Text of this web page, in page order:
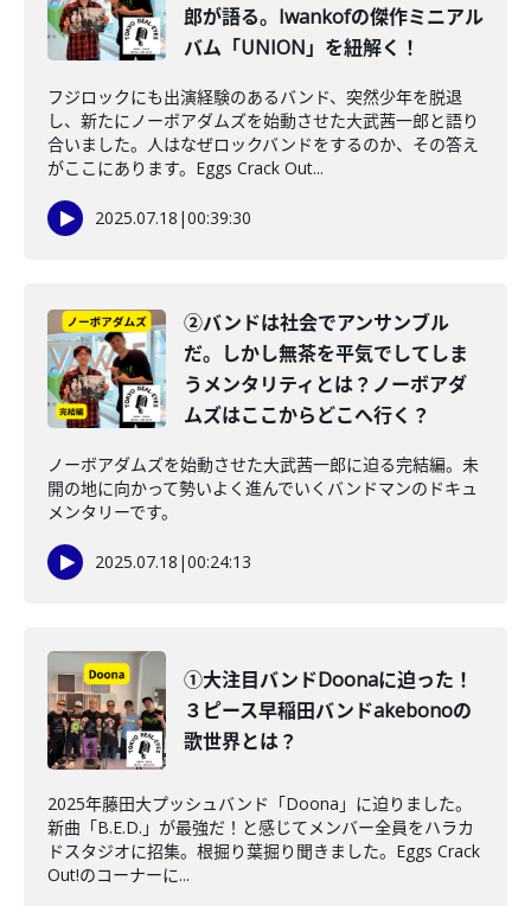
郎が語る。Iwankofの傑作ミニアル
バム「UNION」を紐解く！
フジロックにも出演経験のあるバンド、突然少年を脱退
し、新たにノーボアダムズを始動させた大武茜一郎と語り
合いました。人はなぜロックバンドをするのか、その答え
がここにあります。Eggs Crack Out...
2025.07.18 |00:39:30
②バンドは社会でアンサンブル
だ。しかし無茶を平気でしてしま
うメンタリティとは？ノーボアダ
ムズはここからどこへ行く？
ノーボアダムズを始動させた大武茜一郎に迫る完結編。未
開の地に向かって勢いよく進んでいくバンドマンのドキュ
メンタリーです。
2025.07.18 |00:24:13
①大注目バンドDoonaに迫った！
３ピース早稲田バンドakebonoの
歌世界とは？
2025年藤田大プッシュバンド「Doona」に迫りました。
新曲「B.E.D.」が最強だ！と感じてメンバー全員をハラカ
ドスタジオに招集。根掘り葉掘り聞きました。Eggs Crack
Out!のコーナーに...